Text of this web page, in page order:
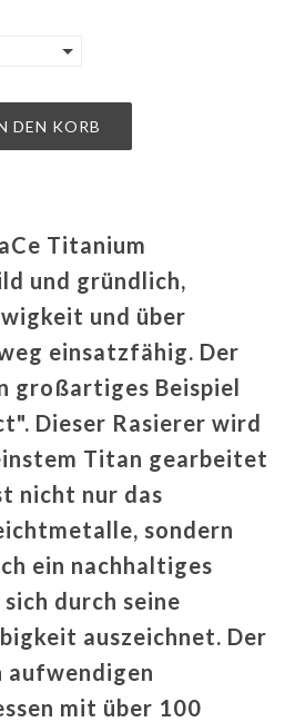
Titanium
und gründlich,
und über
einsatzfähig. Der
großartiges Beispiel
Dieser Rasierer wird
Titan gearbeitet
nicht nur das
sondern
ein nachhaltiges
durch seine
auszeichnet. Der
aufwendigen
mit über 100